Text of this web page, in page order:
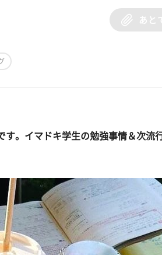
あと
す。イマドキ学生の勉強事情＆次流